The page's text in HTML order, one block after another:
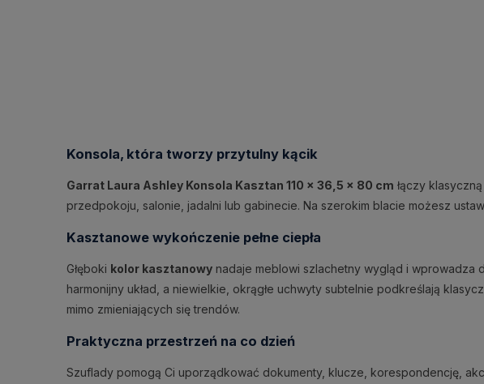
Konsola, która tworzy przytulny kącik
Garrat Laura Ashley Konsola Kasztan 110 × 36,5 × 80 cm łączy
przedpokoju, salonie, jadalni lub gabinecie. Na szerokim blacie możesz
Kasztanowe wykończenie pełne ciepła
Głęboki kolor kasztanowy nadaje meblowi szlachetny wygląd i wprowadza
harmonijny układ, a niewielkie, okrągłe uchwyty subtelnie podkreślają
mimo zmieniających się trendów.
Praktyczna przestrzeń na co dzień
Szuflady pomogą Ci uporządkować dokumenty, klucze, korespondencję,